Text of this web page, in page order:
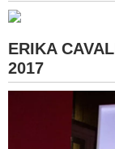
ERIKA
2017